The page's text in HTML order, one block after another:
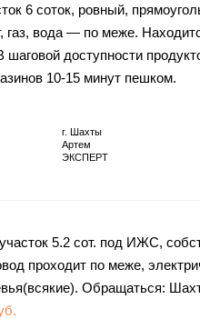
6 соток, ровный,
газ, вода — по меже.
шаговой доступности
10-15 минут пешком.
г. Шахты
Артем
ЭКСПЕРТ
5.2 сот. под ИЖС,
проходит по меже,
Обращаться: